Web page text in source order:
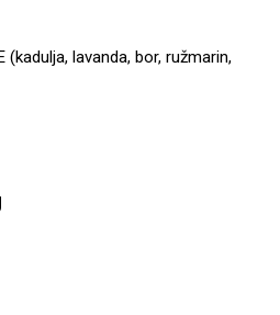
(kadulja, lavanda, bor, ružmarin,